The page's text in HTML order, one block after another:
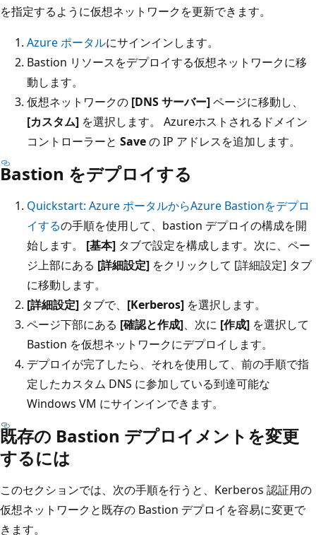
を指定するように仮想ネットワークを更新できます。
Azure ポータルにサインインします。
Bastion リソースをデプロイする仮想ネットワークに移
動します。
仮想ネットワークの [DNS サーバー]ページに移動し、
[カスタム] を選択します。 Azureホストされるドメイン
コントローラーと Saveの IP アドレスを追加します。
Bastion をデプロイする
Quickstart: Azure ポータルからAzure Bastionをデプロ
イするの手順を使用して、bastion デプロイの構成を開
始します。 [基本] タブで設定を構成します。次に、ペー
ジ上部にある [詳細設定] をクリックして [詳細設定] タブ
に移動します。
[詳細設定] タブで、 [Kerberos] を選択します。
ページ下部にある [確認と作成]、次に [作成] を選択して
Bastion を仮想ネットワークにデプロイします。
デプロイが完了したら、それを使用して、前の手順で指
定したカスタム DNS に参加している到達可能な
Windows VM にサインインできます。
既存の Bastion デプロイメントを変更
するには
このセクションでは、次の手順を行うと、Kerberos 認証用の
仮想ネットワークと既存の Bastion デプロイを容易に変更で
きます。